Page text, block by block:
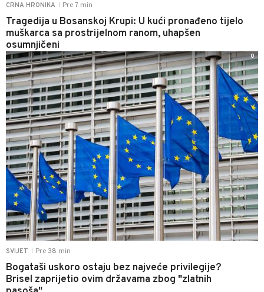
CRNA HRONIKA Pre 7 min
Tragedija u Bosanskoj Krupi: U kući pronađeno tijelo
muškarca sa prostrijelnom ranom, uhapšen
osumnjičeni
SVIJET Pre 38 min
Bogataši uskoro ostaju bez najveće privilegije?
Brisel zaprijetio ovim državama zbog "zlatnih
0